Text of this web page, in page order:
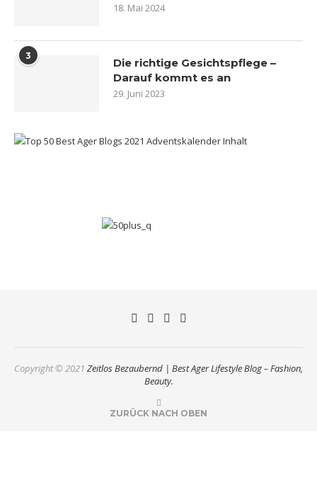
18. Mai 2024
3
Die richtige Gesichtspflege –
Darauf kommt es an
29. Juni 2023
Copyright © 2021 Zeitlos Bezaubernd | Best Ager Lifestyle Blog – Fashion,
Beauty.
ZURÜCK NACH OBEN